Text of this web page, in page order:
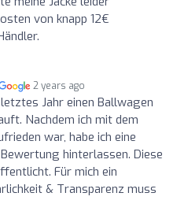
von knapp 12€
2 years ago
Jahr einen Ballwagen
Nachdem ich mit dem
war, habe ich eine
hinterlassen. Diese
Für mich ein
& Transparenz muss